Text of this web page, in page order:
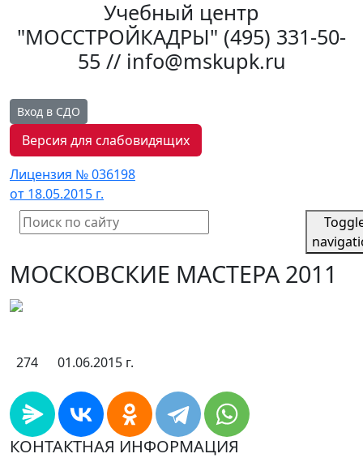
Учебный центр
"МОССТРОЙКАДРЫ" (495) 331-50-
55 // info@mskupk.ru
Вход в СДО
Версия для слабовидящих
Лицензия № 036198
от 18.05.2015 г.
МОСКОВСКИЕ МАСТЕРА 2011
274 01.06.2015 г.
КОНТАКТНАЯ ИНФОРМАЦИЯ